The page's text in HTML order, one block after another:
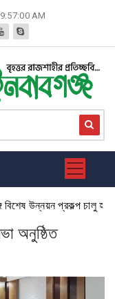
AM
উন্নয়ন প্রকল্প চালু হতে
অনুষ্ঠিত